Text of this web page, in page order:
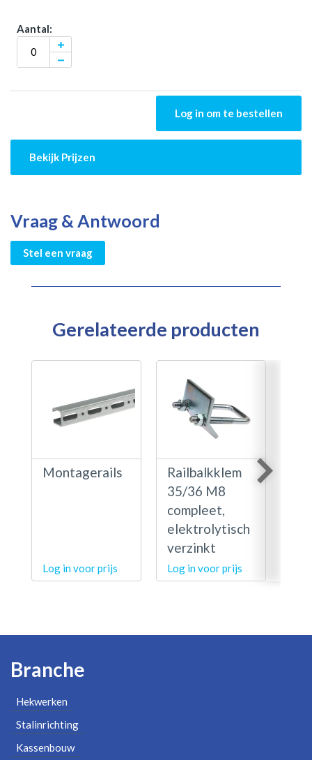
Log in om te bestellen
Bekijk Prijzen
Vraag & Antwoord
Stel een vraag
Gerelateerde producten
Montagerails
Log in voor prijs
Railbalkklem
35/36 M8
compleet,
elektrolytisch
verzinkt
Log in voor prijs
Branche
Hekwerken
Stalinrichting
Kassenbouw